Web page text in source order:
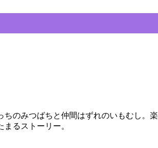
ちのみつばちと仲間はずれのいもむし。
まるストーリー。